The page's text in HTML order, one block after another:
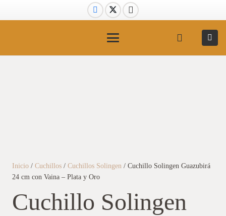
Inicio / Cuchillos / Cuchillos Solingen / Cuchillo Solingen Guazubirá
24 cm con Vaina – Plata y Oro
Cuchillo Solingen